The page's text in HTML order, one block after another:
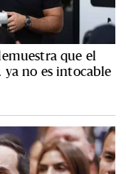
que el
no es intocable